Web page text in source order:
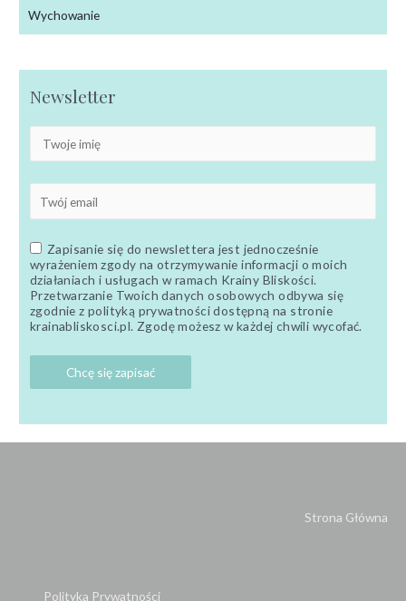
Wychowanie
Newsletter
Zapisanie się do newslettera jest jednocześnie
wyrażeniem zgody na otrzymywanie informacji o moich
działaniach i usługach w ramach Krainy Bliskości.
Przetwarzanie Twoich danych osobowych odbywa się
zgodnie z polityką prywatności dostępną na stronie
krainabliskosci.pl. Zgodę możesz w każdej chwili wycofać.
Strona Główna
Polityka Prywatności